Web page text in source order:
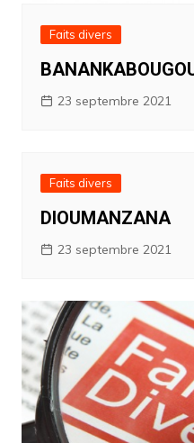
Faits divers
23 septembre 2021
Faits divers
DIOUMANZANA
23 septembre 2021